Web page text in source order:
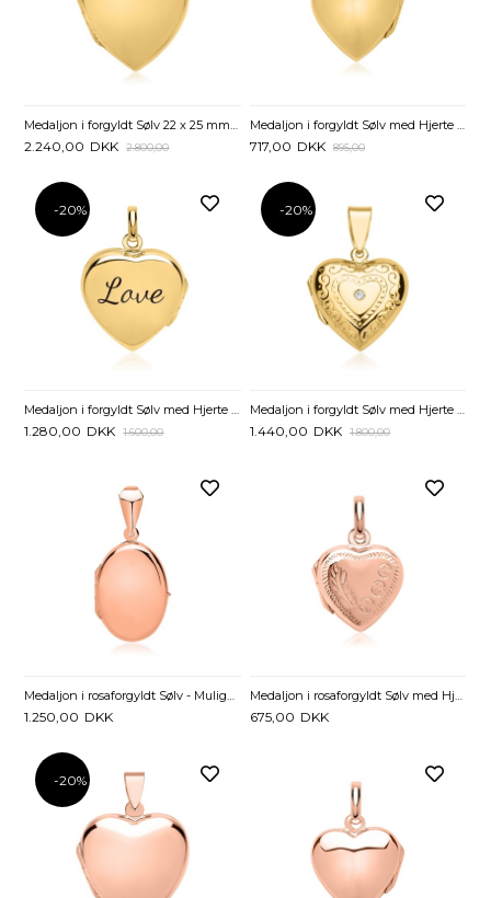
Medaljon i forgyldt Sølv 22 x 25 mm - Mulighed for gravering
2.240,00 DKK 2.800,00
Medaljon i forgyldt Sølv med Hjerte 17 x 17 mm - Mulighed for gravering
717,00 DKK 895,00
-20%
Medaljon i forgyldt Sølv med Hjerte 20 x 20 mm - Mulighed for gravering
1.280,00 DKK 1.600,00
-20%
Medaljon i forgyldt Sølv med Hjerte og Zirkoniasten - Mulighed for gravering
1.440,00 DKK 1.800,00
Medaljon i rosaforgyldt Sølv - Mulighed for gravering
1.250,00 DKK
Medaljon i rosaforgyldt Sølv med Hjerte - Mulighed for gravering
675,00 DKK
-20%